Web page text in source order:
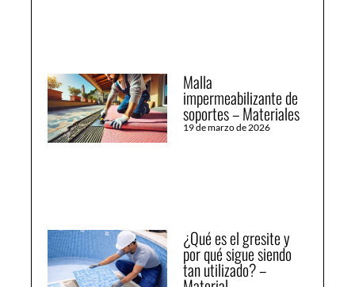
Malla
impermeabilizante de
soportes – Materiales
19 de marzo de 2026
¿Qué es el gresite y
por qué sigue siendo
tan utilizado? –